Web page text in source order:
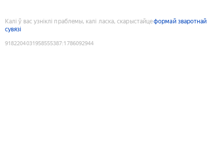
Калі ў вас узніклі праблемы, калі ласка, скарыстайцеформай зваротнай
сувязі
9182204031958555387:1786092944